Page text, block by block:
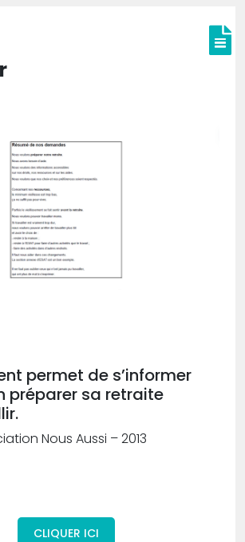
permet de s’informer
préparer sa retraite
Nous Aussi – 2013
CLIQUER ICI